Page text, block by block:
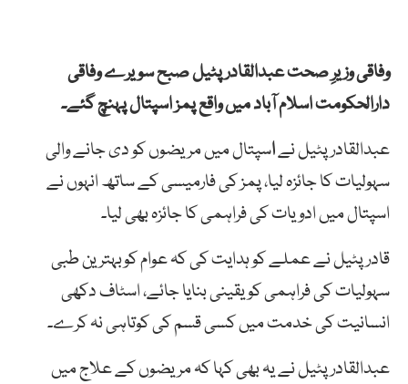
وفاقی وزیرِ صحت عبدالقادر پٹیل صبح سویرے وفاقی
دارالحکومت اسلام آباد میں واقع پمز اسپتال پہنچ گئے۔
عبدالقادر پٹیل نےاسپتال میں مریضوں کو دی جانے والی
سہولیات کا جائزہ لیا، پمز کی فارمیسی کے ساتھ انہوں نے
اسپتال میں ادویات کی فراہمی کا جائزہ بھی لیا۔
قادرپٹیل نے عملے کو ہدایت کی کہ عوام کوبہترین طبی
سہولیات کی فراہمی کویقینی بنایا جائے، اسٹاف دکھی
انسانیت کی خدمت میں کسی قسم کی کوتاہی نہ کرے۔
عبدالقادر پٹیل نے یہ بھی کہا کہ مریضوں کے علاج میں